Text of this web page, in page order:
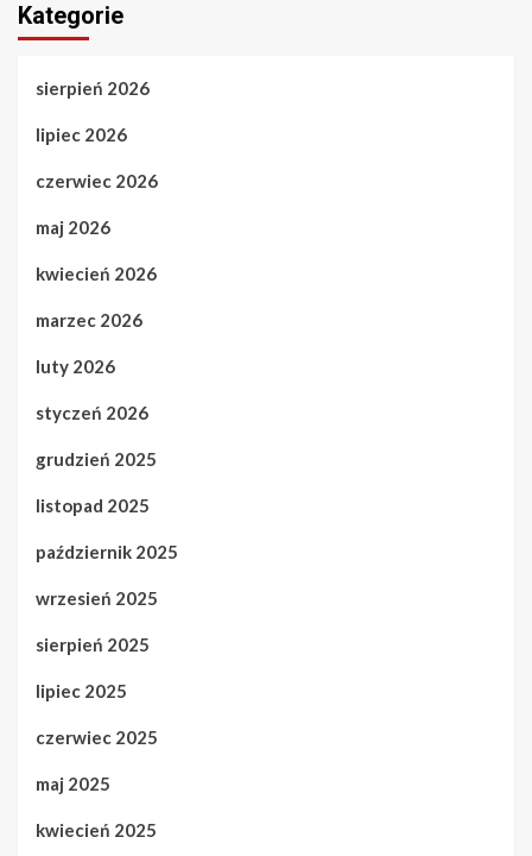
Kategorie
sierpień 2026
lipiec 2026
czerwiec 2026
maj 2026
kwiecień 2026
marzec 2026
luty 2026
styczeń 2026
grudzień 2025
listopad 2025
październik 2025
wrzesień 2025
sierpień 2025
lipiec 2025
czerwiec 2025
maj 2025
kwiecień 2025